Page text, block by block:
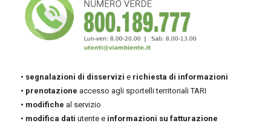
• segnalazioni di disservizi e richiesta di informazioni
• prenotazione accesso agli sportelli territoriali TARI
• modifiche al servizio
• modifica dati utente e informazioni su fatturazione